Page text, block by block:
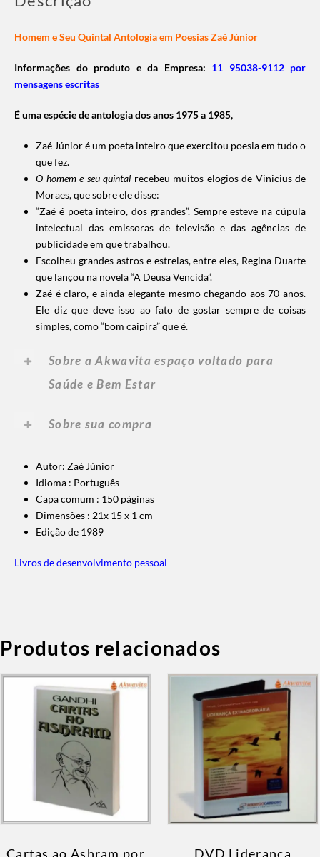
Homem e Seu Quintal Antologia em Poesias Zaé Júnior
Informações do produto e da Empresa: 11 95038-9112 por
mensagens escritas
É uma espécie de antologia dos anos 1975 a 1985,
Zaé Júnior é um poeta inteiro que exercitou poesia em tudo o
que fez.
O homem e seu quintal recebeu muitos elogios de Vinicius de
Moraes, que sobre ele disse:
“Zaé é poeta inteiro, dos grandes”. Sempre esteve na cúpula
intelectual das emissoras de televisão e das agências de
publicidade em que trabalhou.
Escolheu grandes astros e estrelas, entre eles, Regina Duarte
que lançou na novela “A Deusa Vencida”.
Zaé é claro, e ainda elegante mesmo chegando aos 70 anos.
Ele diz que deve isso ao fato de gostar sempre de coisas
simples, como “bom caipira” que é.
Sobre a Akwavita espaço voltado para
Saúde e Bem Estar
Sobre sua compra
Autor: Zaé Júnior
Idioma : Português
Capa comum : 150 páginas
Dimensões : 21x 15 x 1 cm
Edição de 1989
Livros de desenvolvimento pessoal
Produtos relacionados
Cartas ao Ashram por DVD Liderança